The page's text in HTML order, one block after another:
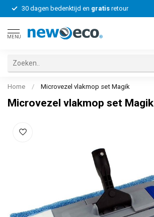
30 dagen bedenktijd en gratis retour
MENU
Home / Microvezel vlakmop set Magik
Microvezel vlakmop set Magik